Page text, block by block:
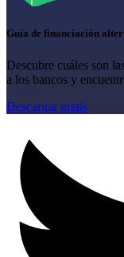
Guía de financiación
Descubre cuáles son
a los bancos y
Descargar gratis